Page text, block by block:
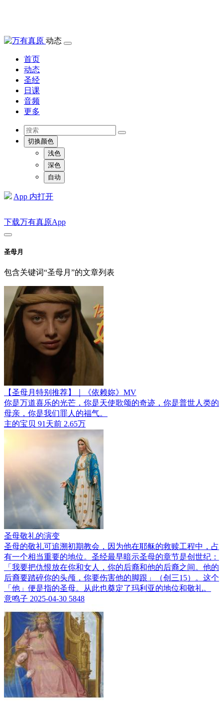
动态
首页
动态
圣经
日课
音频
更多
切换颜色
浅色
深色
自动
App 内打开
下载万有真原App
圣母月
包含关键词“圣母月”的文章列表
【圣母月特别推荐】｜《依赖妳》MV
你是万道喜乐的光芒，你是天使歌颂的奇迹，你是普世人类的
母亲，你是我们罪人的福气。
主的宝贝 91天前 2.65万
圣母敬礼的演变
圣母的敬礼可追溯初期教会，因为他在耶稣的救赎工程中，占
有一个相当重要的地位。圣经最早暗示圣母的章节是创世纪：
「我要把仇恨放在你和女人，你的后裔和他的后裔之间。他的
后裔要踏碎你的头颅，你要伤害他的脚跟」（创三15）。这个
「他」便是指的圣母。从此也奠定了玛利亚的地位和敬礼。
意鸣子 2025-04-30 5848